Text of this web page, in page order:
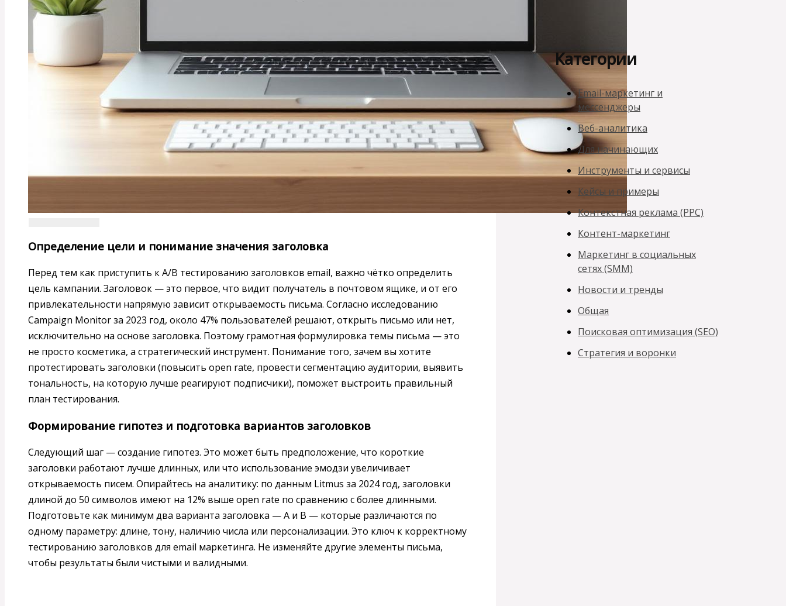
Определение цели и понимание значения заголовка
Перед тем как приступить к A/B тестированию заголовков email, важно чётко определить
цель кампании. Заголовок — это первое, что видит получатель в почтовом ящике, и от его
привлекательности напрямую зависит открываемость письма. Согласно исследованию
Campaign Monitor за 2023 год, около 47% пользователей решают, открыть письмо или нет,
исключительно на основе заголовка. Поэтому грамотная формулировка темы письма — это
не просто косметика, а стратегический инструмент. Понимание того, зачем вы хотите
протестировать заголовки (повысить open rate, провести сегментацию аудитории, выявить
тональность, на которую лучше реагируют подписчики), поможет выстроить правильный
план тестирования.
Формирование гипотез и подготовка вариантов заголовков
Следующий шаг — создание гипотез. Это может быть предположение, что короткие
заголовки работают лучше длинных, или что использование эмодзи увеличивает
открываемость писем. Опирайтесь на аналитику: по данным Litmus за 2024 год, заголовки
длиной до 50 символов имеют на 12% выше open rate по сравнению с более длинными.
Подготовьте как минимум два варианта заголовка — A и B — которые различаются по
одному параметру: длине, тону, наличию числа или персонализации. Это ключ к корректному
тестированию заголовков для email маркетинга. Не изменяйте другие элементы письма,
чтобы результаты были чистыми и валидными.
Категории
Email-маркетинг и
мессенджеры
Веб-аналитика
Для начинающих
Инструменты и сервисы
Кейсы и примеры
Контекстная реклама (PPC)
Контент-маркетинг
Маркетинг в социальных
сетях (SMM)
Новости и тренды
Общая
Поисковая оптимизация (SEO)
Стратегия и воронки